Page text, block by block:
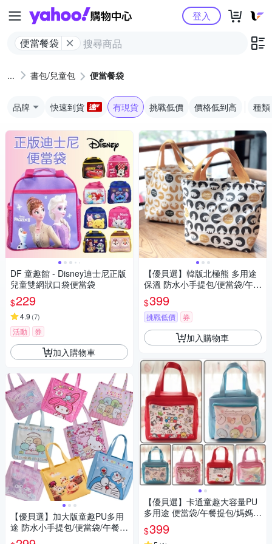
Yahoo購物中心
便當餐袋
登入
書包/兒童包 便當餐袋
品牌 快速到貨 有現貨 挑戰低價 價格低到高 種類
DF 童趣館 - Disney迪士尼正版
兒童雙網狀口袋便當袋
$229
4.9 (7)
活動 券
加入購物車
【優貝選】加大版童趣PU多用
途 防水小手提包/便當袋/午餐提
包
【優貝選】韓版北極熊 多用途
保溫 防水小手提包/便當袋/午餐
提包(3色)
$399
挑戰低價 券
加入購物車
【優貝選】卡通童趣大容量PU
多用途 便當袋/午餐提包/媽媽提
包
$399